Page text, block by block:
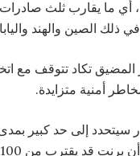
أي ما يقارب ثلث
ذلك الصين والهند
تكاد تتوقف مع
أمنية متزايدة.
سيتحدد إلى حد كبير